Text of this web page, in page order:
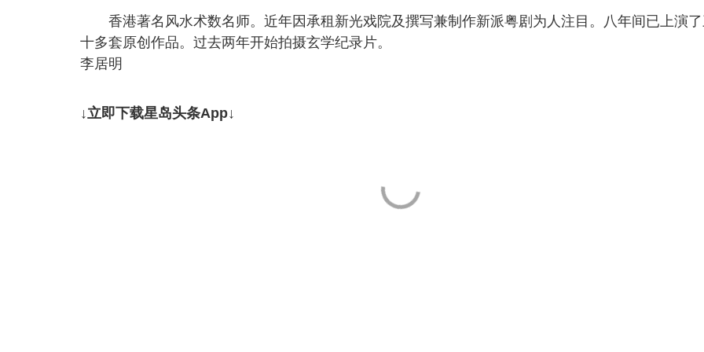
香港著名风水术数名师。近年因承租新光戏院及撰写兼制作新派粤剧为人注目。八年间已上演
十多套原创作品。过去两年开始拍摄玄学纪录片。
李居明
↓立即下载星岛头条App↓